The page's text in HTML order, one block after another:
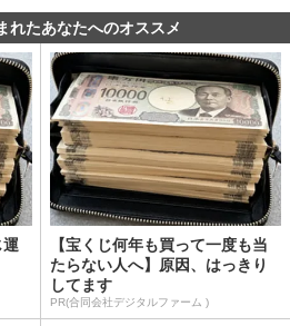
れたあなたへのオススメ
運
【宝くじ何年も買って一度も当
たらない人へ】原因、はっきり
してます
PR(合同会社デジタルファーム )